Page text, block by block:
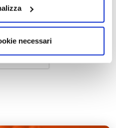
necessari
dei